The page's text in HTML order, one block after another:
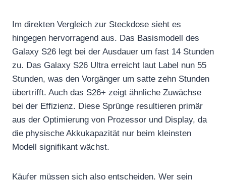
Im direkten Vergleich zur Steckdose sieht es
hingegen hervorragend aus. Das Basismodell des
Galaxy S26 legt bei der Ausdauer um fast 14 Stunden
zu. Das Galaxy S26 Ultra erreicht laut Label nun 55
Stunden, was den Vorgänger um satte zehn Stunden
übertrifft. Auch das S26+ zeigt ähnliche Zuwächse
bei der Effizienz. Diese Sprünge resultieren primär
aus der Optimierung von Prozessor und Display, da
die physische Akkukapazität nur beim kleinsten
Modell signifikant wächst.
Käufer müssen sich also entscheiden. Wer sein